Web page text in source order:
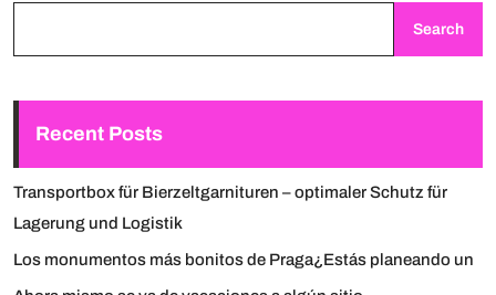
Search
Recent Posts
Transportbox für Bierzeltgarnituren – optimaler Schutz für
Lagerung und Logistik
Los monumentos más bonitos de Praga¿Estás planeando un